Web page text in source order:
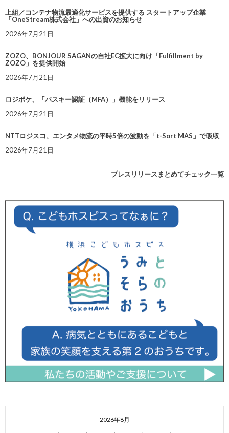
上組／コンテナ物流最適化サービスを提供する スタートアップ企業
「OneStream株式会社」への出資のお知らせ
2026年7月21日
ZOZO、BONJOUR SAGANの自社EC拡大に向け「Fulfillment by
ZOZO」を提供開始
2026年7月21日
ロジポケ、「パスキー認証（MFA）」機能をリリース
2026年7月21日
NTTロジスコ、エンタメ物流の平時5倍の波動を「t-Sort MAS」で吸収
2026年7月21日
プレスリリースまとめてチェック一覧
2026年8月